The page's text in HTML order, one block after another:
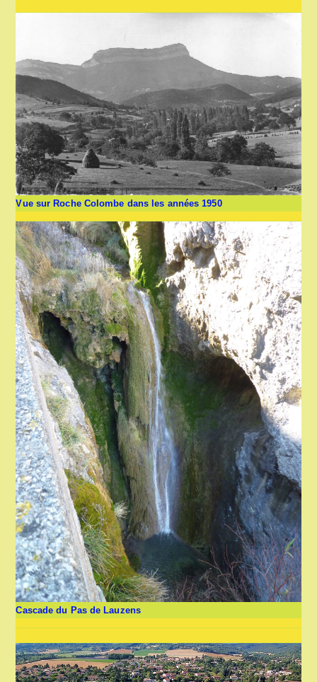
Vue sur Roche Colombe dans les années 1950
Cascade du Pas de Lauzens